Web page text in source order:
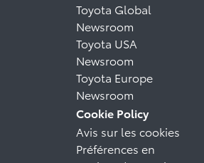
Toyota Global
Newsroom
Toyota USA
Newsroom
Toyota Europe
Newsroom
Cookie Policy
Avis sur les cookies
Préférences en